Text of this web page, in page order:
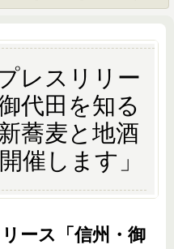
レスリリー
代田を知る
蕎麦と地酒
催します」
ース「信州・御